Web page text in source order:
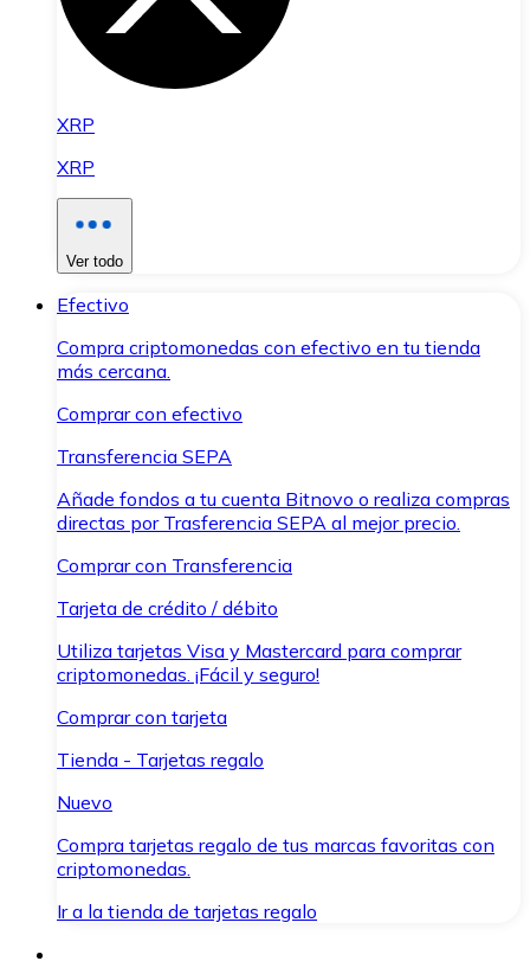
XRP
XRP
Ver todo
Efectivo
Compra criptomonedas con efectivo en tu tienda
más cercana.
Comprar con efectivo
Transferencia SEPA
Añade fondos a tu cuenta Bitnovo o realiza compras
directas por Trasferencia SEPA al mejor precio.
Comprar con Transferencia
Tarjeta de crédito / débito
Utiliza tarjetas Visa y Mastercard para comprar
criptomonedas. ¡Fácil y seguro!
Comprar con tarjeta
Tienda - Tarjetas regalo
Nuevo
Compra tarjetas regalo de tus marcas favoritas con
criptomonedas.
Ir a la tienda de tarjetas regalo